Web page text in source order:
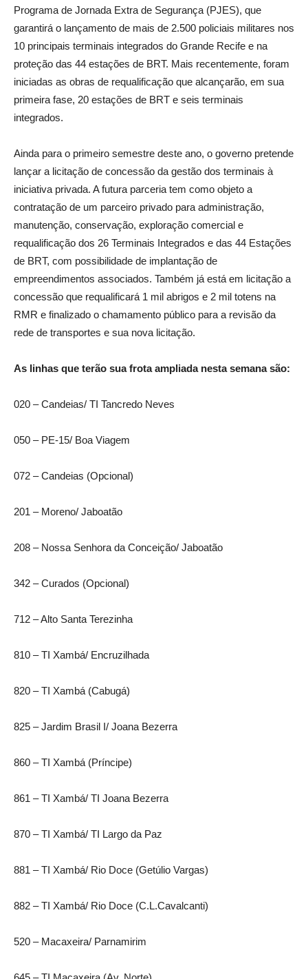
Programa de Jornada Extra de Segurança (PJES), que
garantirá o lançamento de mais de 2.500 policiais militares nos
10 principais terminais integrados do Grande Recife e na
proteção das 44 estações de BRT. Mais recentemente, foram
iniciadas as obras de requalificação que alcançarão, em sua
primeira fase, 20 estações de BRT e seis terminais
integrados.
Ainda para o primeiro semestre deste ano, o governo pretende
lançar a licitação de concessão da gestão dos terminais à
iniciativa privada. A futura parceria tem como objeto a
contratação de um parceiro privado para administração,
manutenção, conservação, exploração comercial e
requalificação dos 26 Terminais Integrados e das 44 Estações
de BRT, com possibilidade de implantação de
empreendimentos associados. Também já está em licitação a
concessão que requalificará 1 mil abrigos e 2 mil totens na
RMR e finalizado o chamamento público para a revisão da
rede de transportes e sua nova licitação.
As linhas que terão sua frota ampliada nesta semana são:
020 – Candeias/ TI Tancredo Neves
050 – PE-15/ Boa Viagem
072 – Candeias (Opcional)
201 – Moreno/ Jaboatão
208 – Nossa Senhora da Conceição/ Jaboatão
342 – Curados (Opcional)
712 – Alto Santa Terezinha
810 – TI Xambá/ Encruzilhada
820 – TI Xambá (Cabugá)
825 – Jardim Brasil I/ Joana Bezerra
860 – TI Xambá (Príncipe)
861 – TI Xambá/ TI Joana Bezerra
870 – TI Xambá/ TI Largo da Paz
881 – TI Xambá/ Rio Doce (Getúlio Vargas)
882 – TI Xambá/ Rio Doce (C.L.Cavalcanti)
520 – Macaxeira/ Parnamirim